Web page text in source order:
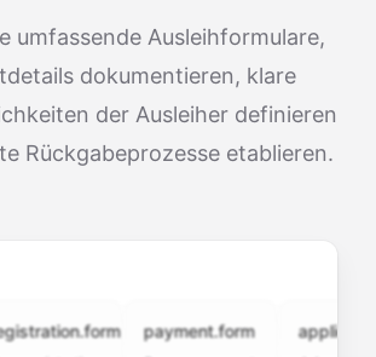
umfassende Ausleihformulare,
dokumentieren, klare
der Ausleiher definieren
Rückgabeprozesse etablieren.
payment.form